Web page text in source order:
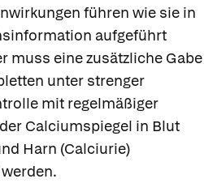
führen wie sie in
aufgeführt
muss eine zusätzliche Gabe
unter strenger
mit regelmäßiger
Calciumspiegel in Blut
Harn (Calciurie)